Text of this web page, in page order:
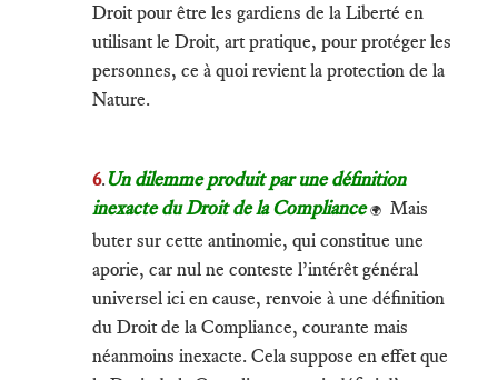
Droit pour être les gardiens de la Liberté en
utilisant le Droit, art pratique, pour protéger les
personnes, ce à quoi revient la protection de la
Nature.
6.Un dilemme produit par une définition
inexacte du Droit de la Compliance 🌍
Mais
buter sur cette antinomie, qui constitue une
aporie, car nul ne conteste l’intérêt général
universel ici en cause, renvoie à une définition
du Droit de la Compliance, courante mais
néanmoins inexacte. Cela suppose en effet que